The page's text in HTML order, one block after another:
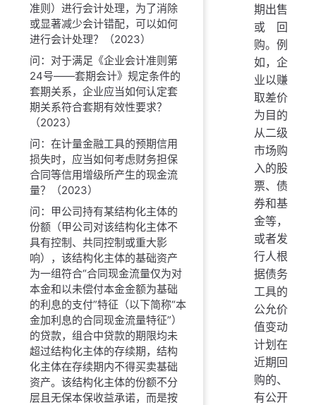
准则）进行会计处理，为了消除
或显著减少会计错配，可以如何
进行会计处理？（2023）
问：对于满足《企业会计准则第
24号——套期会计》规定条件的
套期关系，企业应当如何认定套
期关系符合套期有效性要求？
（2023）
问：在计量金融工具的预期信用
损失时，应当如何考虑财务担保
合同等信用增级所产生的现金流
量？（2023）
问：甲公司持有某结构化主体的
份额（甲公司对该结构化主体不
具有控制、共同控制或重大影
响），该结构化主体的基础资产
为一组符合“合同现金流量仅为对
本金和以未偿付本金金额为基础
的利息的支付”特征（以下简称“本
金加利息的合同现金流量特征”）
的贷款，组合中贷款的期限均未
超过结构化主体的存续期，结构
化主体在存续期内不得买卖基础
资产。该结构化主体的份额不分
层且无保本保收益承诺，而是按
期出售
或回
购。例
如，企
业以赚
取差价
为目的
从二级
市场购
入的股
票、债
券和基
金等，
或者发
行人根
据债务
工具的
公允价
值变动
计划在
近期回
购的、
有公开